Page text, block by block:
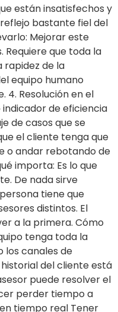
están insatisfechos y
bastante fiel del
Mejorar este
Requiere que toda la
rapidez de la
equipo humano
4. Resolución en el
de eficiencia
de casos que se
el cliente tenga que
o andar rebotando de
importa: Es lo que
De nada sirve
tiene que
distintos. El
a la primera. Cómo
tenga toda la
los canales de
del cliente está
puede resolver el
perder tiempo a
tiempo real Tener